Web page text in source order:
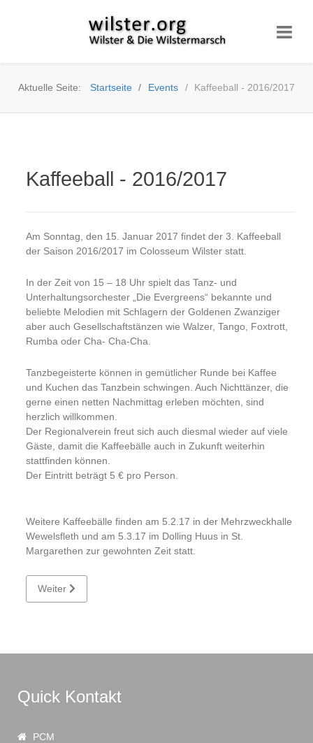
Aktuelle Seite: Startseite Events Kaffeeball - 2016/2017
Kaffeeball - 2016/2017
Am Sonntag, den 15. Januar 2017 findet der 3. Kaffeeball
der Saison 2016/2017 im Colosseum Wilster statt.
In der Zeit von 15 – 18 Uhr spielt das Tanz- und
Unterhaltungsorchester „Die Evergreens“ bekannte und
beliebte Melodien mit Schlagern der Goldenen Zwanziger
aber auch Gesellschaftstänzen wie Walzer, Tango, Foxtrott,
Rumba oder Cha- Cha-Cha.
Tanzbegeisterte können in gemütlicher Runde bei Kaffee
und Kuchen das Tanzbein schwingen. Auch Nichttänzer, die
gerne einen netten Nachmittag erleben möchten, sind
herzlich willkommen.
Der Regionalverein freut sich auch diesmal wieder auf viele
Gäste, damit die Kaffeebälle auch in Zukunft weiterhin
stattfinden können.
Der Eintritt beträgt 5 € pro Person.
Weitere Kaffeebälle finden am 5.2.17 in der Mehrzweckhalle
Wewelsfleth und am 5.3.17 im Dolling Huus in St.
Margarethen zur gewohnten Zeit statt.
Nächster Beitrag: Alttraktorenfreunde Westküste
Weiter
Quick Kontakt
PCM